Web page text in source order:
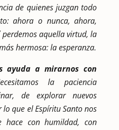
de quienes juzgan todo
ahora o nunca, ahora,
aquella virtud, la
hermosa: la esperanza.
ayuda a mirarnos con
la paciencia
de explorar nuevos
lo que el Espíritu Santo nos
hace con humildad, con